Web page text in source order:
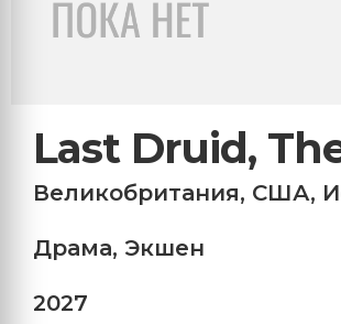
Last Druid,
Великобритания, США,
Драма, Экшен
2027